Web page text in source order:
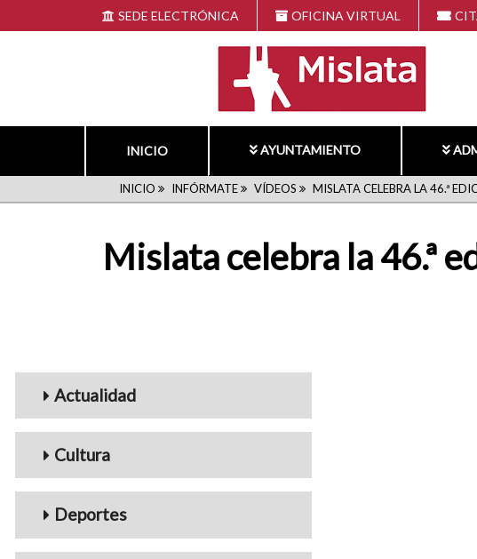
al
SEDE ELECTRÓNICA OFICINA VIRTUAL
INICIO AYUNTAMIENTO
RUTA
DE
INICIO INFÓRMATE VÍDEOS MISLATA CELEBRA LA 46.ª
Mislata celebra la 46.ª
Menu_Videos
Actualidad
Cultura
Deportes